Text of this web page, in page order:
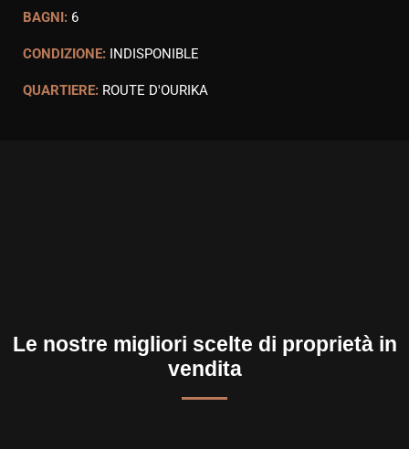
BAGNI: 6
CONDIZIONE: INDISPONIBLE
QUARTIERE: ROUTE D'OURIKA
Le nostre migliori scelte di proprietà in
vendita